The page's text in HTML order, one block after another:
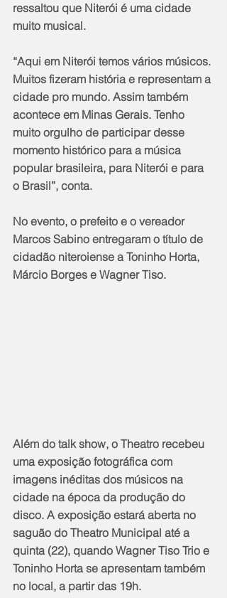
ressaltou que Niterói é uma cidade
muito musical.
“Aqui em Niterói temos vários músicos.
Muitos fizeram história e representam a
cidade pro mundo. Assim também
acontece em Minas Gerais. Tenho
muito orgulho de participar desse
momento histórico para a música
popular brasileira, para Niterói e para
o Brasil”, conta.
No evento, o prefeito e o vereador
Marcos Sabino entregaram o título de
cidadão niteroiense a Toninho Horta,
Márcio Borges e Wagner Tiso.
Além do talk show, o Theatro recebeu
uma exposição fotográfica com
imagens inéditas dos músicos na
cidade na época da produção do
disco. A exposição estará aberta no
saguão do Theatro Municipal até a
quinta (22), quando Wagner Tiso Trio e
Toninho Horta se apresentam também
no local, a partir das 19h.